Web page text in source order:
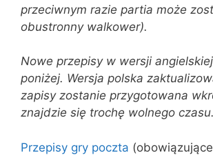
przeciwnym razie partia może
obustronny walkower).
Nowe przepisy w wersji angielskiej
poniżej. Wersja polska
zapisy zostanie przygotowana
znajdzie się trochę wolnego czasu.
Przepisy gry poczta